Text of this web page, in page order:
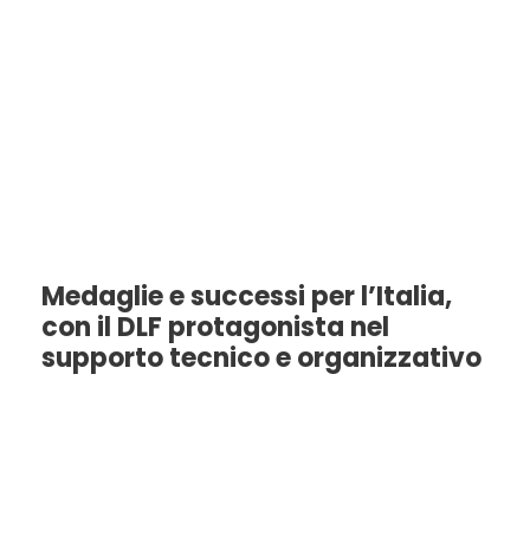
Medaglie e successi per l’Italia,
con il DLF protagonista nel
supporto tecnico e organizzativo